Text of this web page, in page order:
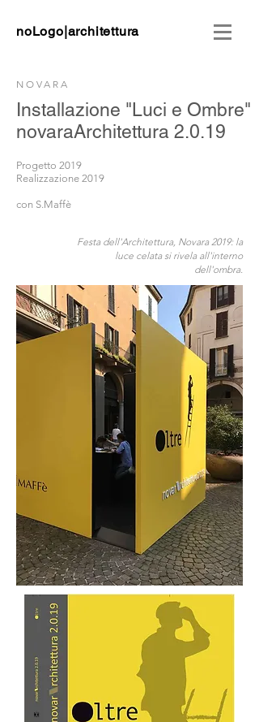
noLogo|architettura
NOVARA
Installazione "Luci e Ombre"
novaraArchitettura 2.0.19
Progetto 2019
Realizzazione 2019
con S.Maffè
Festa dell'Architettura, Novara 2019: la
luce celata si rivela all'interno
dell'ombra.